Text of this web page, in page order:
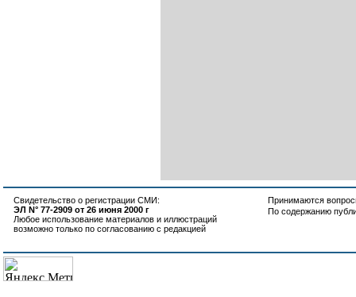
Свидетельство о регистрации СМИ:
ЭЛ N° 77-2909 от 26 июня 2000 г
Любое использование материалов и иллюстраций
возможно только по согласованию с редакцией
Принимаются
По содержанию